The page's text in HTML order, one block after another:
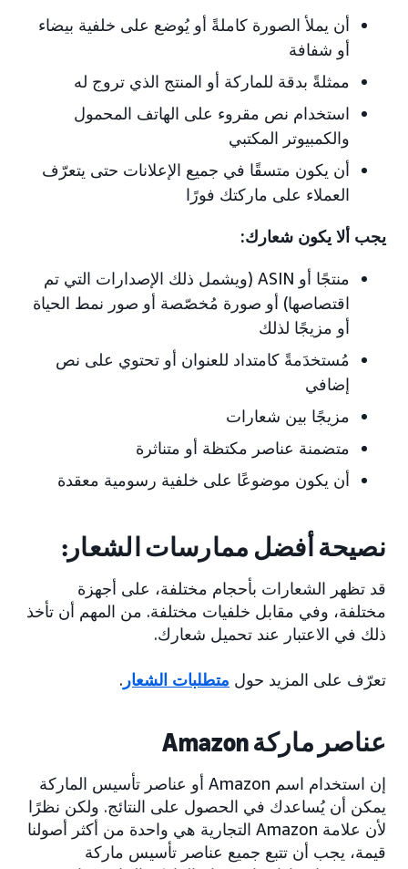
أن يملأ الصورة كاملةً أو يُوضع على خلفية بيضاء
أو شفافة
ممثلةً بدقة للماركة أو المنتج الذي تروج له
استخدام نص مقروء على الهاتف المحمول
والكمبيوتر المكتبي
أن يكون متسقًا في جميع الإعلانات حتى يتعرّف
العملاء على ماركتك فورًا
يجب ألا يكون شعارك:
منتجًا أو ASIN (ويشمل ذلك الإصدارات التي تم
اقتصاصها) أو صورة مُخصّصة أو صور نمط الحياة
أو مزيجًا لذلك
مُستخدَمةً كامتداد للعنوان أو تحتوي على نص
إضافي
مزيجًا بين شعارات
متضمنة عناصر مكتظة أو متناثرة
أن يكون موضوعًا على خلفية رسومية معقدة
نصيحة أفضل ممارسات الشعار:
قد تظهر الشعارات بأحجام مختلفة، على أجهزة
مختلفة، وفي مقابل خلفيات مختلفة. من المهم أن تأخذ
ذلك في الاعتبار عند تحميل شعارك.
تعرّف على المزيد حول متطلبات الشعار .
عناصر ماركة Amazon
إن استخدام اسم Amazon أو عناصر تأسيس الماركة
يمكن أن يُساعدك في الحصول على النتائج. ولكن نظرًا
لأن علامة Amazon التجارية هي واحدة من أكثر أصولنا
قيمة، يجب أن تتبع جميع عناصر تأسيس ماركة